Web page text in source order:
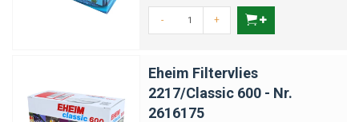
- +
Eheim Filtervlies
2217/Classic 600 - Nr.
2616175